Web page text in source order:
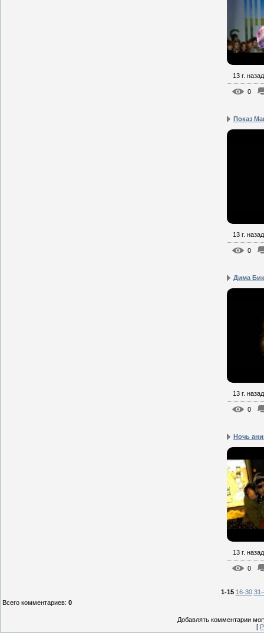
13 г. назад
0
Показ
13 г. назад
0
Дима
13 г. назад
0
Ночь
13 г. назад
0
1-15 16-30
Всего комментариев: 0
Добавлять комментарии
[